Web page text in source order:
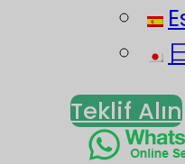
Teklif Alın